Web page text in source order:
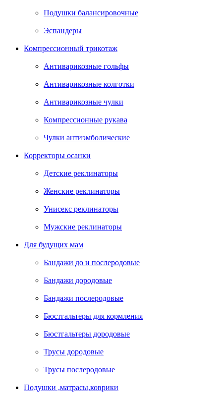
Подушки балансировочные
Эспандеры
Компрессионный трикотаж
Антиварикозные гольфы
Антиварикозные колготки
Антиварикозные чулки
Компрессионные рукава
Чулки антиэмболические
Корректоры осанки
Детские реклинаторы
Женские реклинаторы
Унисекс реклинаторы
Мужские реклинаторы
Для будущих мам
Бандажи до и послеродовые
Бандажи дородовые
Бандажи послеродовые
Бюстгальтеры для кормления
Бюстгальтеры дородовые
Трусы дородовые
Трусы послеродовые
Подушки ,матрасы,коврики